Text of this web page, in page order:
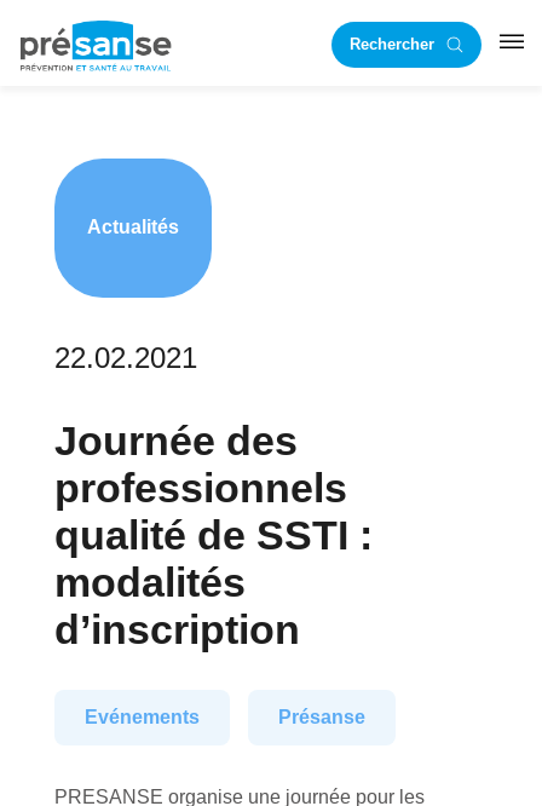
principale
RechercherRST
Actualités
22.02.2021
Journée des
professionnels
qualité de SSTI :
modalités
d’inscription
Evénements Présanse
PRESANSE organise une journée pour les